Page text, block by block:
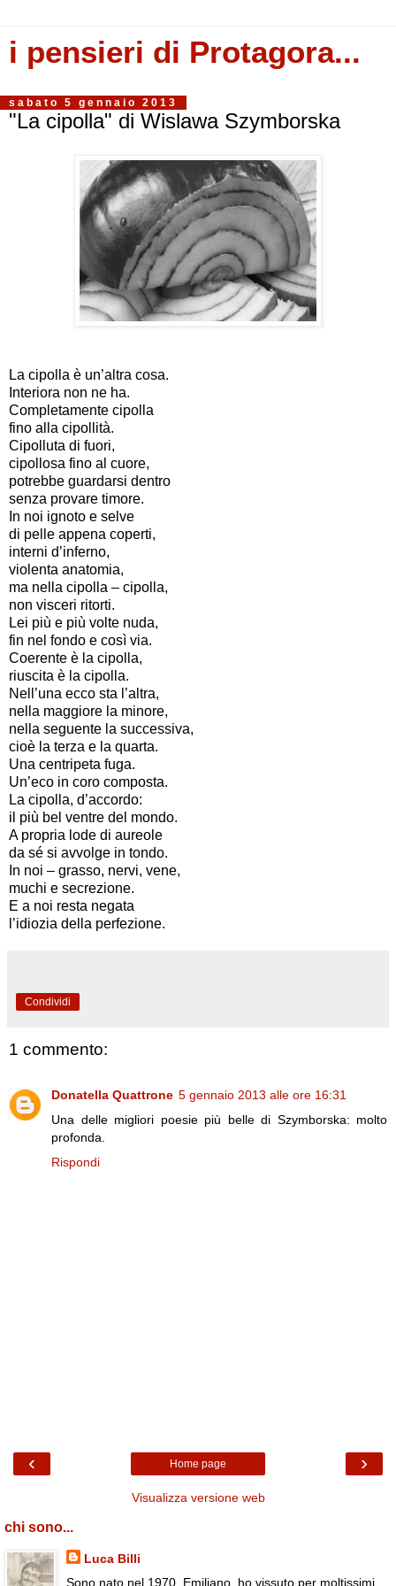
i pensieri di Protagora...
sabato 5 gennaio 2013
"La cipolla" di Wislawa Szymborska
La cipolla è un’altra cosa.
Interiora non ne ha.
Completamente cipolla
fino alla cipollità.
Cipolluta di fuori,
cipollosa fino al cuore,
potrebbe guardarsi dentro
senza provare timore.
In noi ignoto e selve
di pelle appena coperti,
interni d’inferno,
violenta anatomia,
ma nella cipolla – cipolla,
non visceri ritorti.
Lei più e più volte nuda,
fin nel fondo e così via.
Coerente è la cipolla,
riuscita è la cipolla.
Nell’una ecco sta l’altra,
nella maggiore la minore,
nella seguente la successiva,
cioè la terza e la quarta.
Una centripeta fuga.
Un’eco in coro composta.
La cipolla, d’accordo:
il più bel ventre del mondo.
A propria lode di aureole
da sé si avvolge in tondo.
In noi – grasso, nervi, vene,
muchi e secrezione.
E a noi resta negata
l’idiozia della perfezione.
Condividi
1 commento:
Donatella Quattrone 5 gennaio 2013 alle ore 16:31
Una delle migliori poesie più belle di Szymborska: molto
profonda.
Rispondi
‹ ›
Home page
Visualizza versione web
chi sono...
Luca Billi
Sono nato nel 1970. Emiliano, ho vissuto per moltissimi